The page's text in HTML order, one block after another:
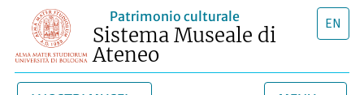
Patrimonio culturale
Sistema Museale di
Ateneo
EN